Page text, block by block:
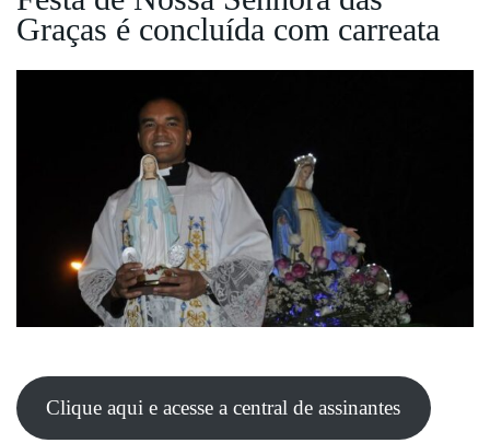
Graças é concluída com carreata
Clique aqui e acesse a central de assinantes